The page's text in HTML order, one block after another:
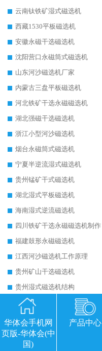
云南钛铁矿湿式磁选机
西藏1530平板磁选机
安徽永磁干选磁选机
沈阳营口永磁筒式磁选机
山东河沙磁选机厂家
内蒙古三盘平板磁选机
河北铁矿干选永磁磁选机
湖北强磁干选磁选机
浙江小型河沙磁选机
烟台永磁筒式磁选机
宁夏半逆流湿式磁选机
贵州锰矿干式磁选机
湖北湿式平板磁选机
海南湿式逆流磁选机
四川铁矿干选永磁磁选机制作
福建鼓形永磁磁选机
江西河沙磁选机工作原理
贵州矿山干选磁选机
贵州湿式磁选机结构
海南永磁筒式磁选机有强磁的吗
陕西粉矿干式磁选机
陕西铁矿磁选机如何配置
新疆干选磁选机
华体会手机网
页版-华体会(中
国)
产品中心